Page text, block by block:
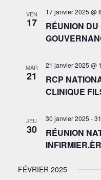
VEN
17
17 janvier 2025 @
RÉUNION DU
MAR
21
21 janvier 2025 @
RCP
CLINIQUE
JEU
30
30 janvier 2025 -
RÉUNION
FÉVRIER 2025